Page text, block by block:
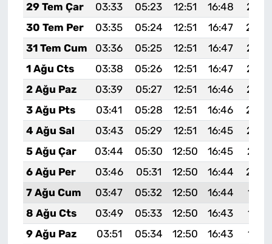
29 Tem Çar
03:33 05:23 12:51 16:48
30 Tem Per
03:35 05:24 12:51 16:47
31 Tem Cum
03:36 05:25 12:51 16:47
1 Ağu Cts
03:38 05:26 12:51 16:47
2 Ağu Paz
03:39 05:27 12:51 16:46
3 Ağu Pts
03:41 05:28 12:51 16:46
4 Ağu Sal
03:43 05:29 12:51 16:45
5 Ağu Çar
03:44 05:30 12:50 16:45
6 Ağu Per
03:46 05:31 12:50 16:44
7 Ağu Cum
03:47 05:32 12:50 16:44
8 Ağu Cts
03:49 05:33 12:50 16:43
9 Ağu Paz
03:51 05:34 12:50 16:43